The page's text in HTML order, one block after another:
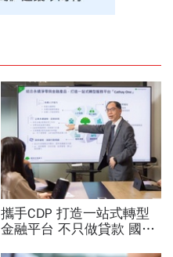
攜手CDP 打造一站式轉型
金融平台 不只做貸款 國泰